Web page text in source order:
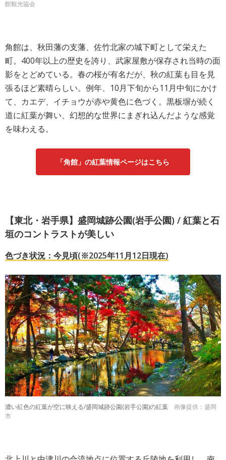
館観光協会
角館は、秋田藩の支藩、佐竹北家の城下町として栄えた
町。400年以上の歴史を誇り、武家屋敷が保存され当時の面
影をとどめている。春の桜が有名だが、秋の紅葉も目を見
張るほど素晴らしい。例年、10月下旬から11月中旬にかけ
て、カエデ、イチョウが赤や黄色に色づく。黒板塀が続く
道に紅葉が舞い、幻想的な世界にまぎれ込んだような感覚
を味わえる。
「角館」の紅葉情報ページはこちら
【東北・岩手県】盛岡城跡公園(岩手公園) / 紅葉と石
垣のコントラストが美しい
色づき状況：今見頃(※2025年11月12日現在)
濃い紅色の紅葉が空に映える/盛岡城跡公園(岩手公園)の紅葉
画像提供：盛岡
市